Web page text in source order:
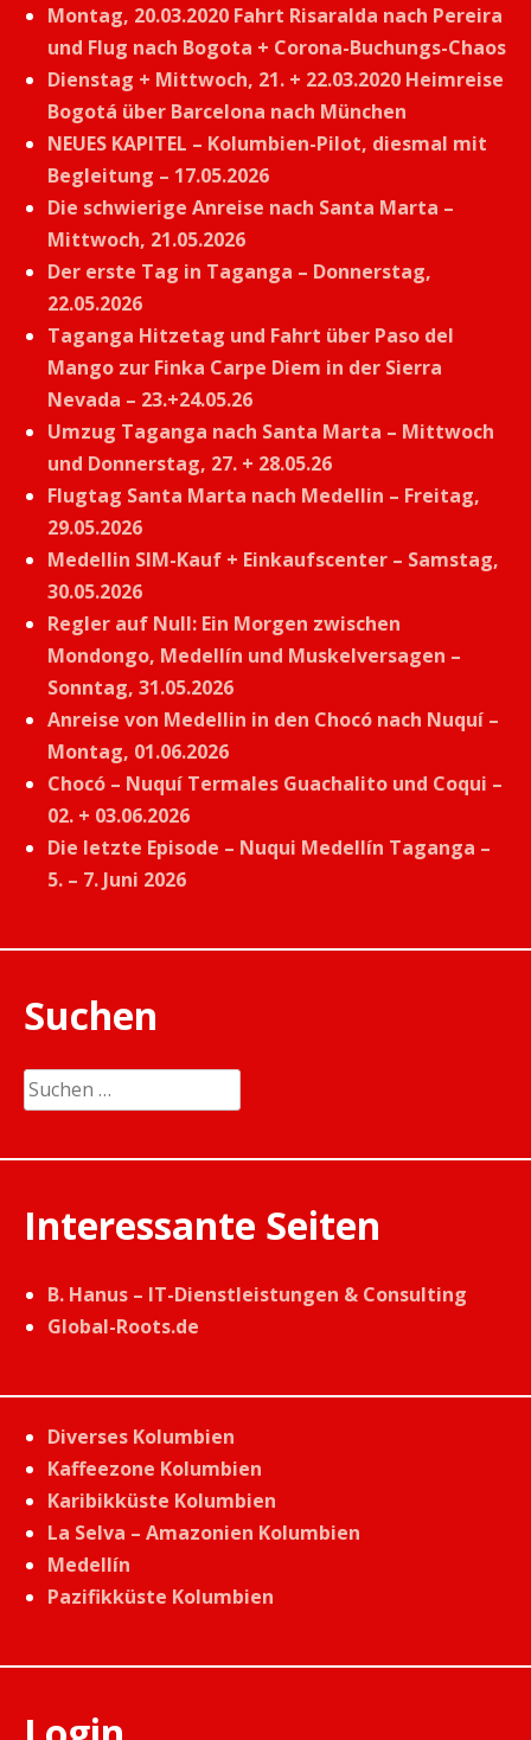
Montag, 20.03.2020 Fahrt Risaralda nach Pereira
und Flug nach Bogota + Corona-Buchungs-Chaos
Dienstag + Mittwoch, 21. + 22.03.2020 Heimreise
Bogotá über Barcelona nach München
NEUES KAPITEL – Kolumbien-Pilot, diesmal mit
Begleitung – 17.05.2026
Die schwierige Anreise nach Santa Marta –
Mittwoch, 21.05.2026
Der erste Tag in Taganga – Donnerstag,
22.05.2026
Taganga Hitzetag und Fahrt über Paso del
Mango zur Finka Carpe Diem in der Sierra
Nevada – 23.+24.05.26
Umzug Taganga nach Santa Marta – Mittwoch
und Donnerstag, 27. + 28.05.26
Flugtag Santa Marta nach Medellin – Freitag,
29.05.2026
Medellin SIM-Kauf + Einkaufscenter – Samstag,
30.05.2026
Regler auf Null: Ein Morgen zwischen
Mondongo, Medellín und Muskelversagen –
Sonntag, 31.05.2026
Anreise von Medellin in den Chocó nach Nuquí –
Montag, 01.06.2026
Chocó – Nuquí Termales Guachalito und Coqui –
02. + 03.06.2026
Die letzte Episode – Nuqui Medellín Taganga –
5. – 7. Juni 2026
Suchen
Suchen
nach:
Interessante Seiten
B. Hanus – IT-Dienstleistungen & Consulting
Global-Roots.de
Diverses Kolumbien
Kaffeezone Kolumbien
Karibikküste Kolumbien
La Selva – Amazonien Kolumbien
Medellín
Pazifikküste Kolumbien